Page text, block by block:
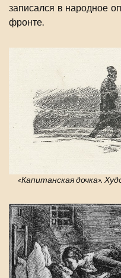
записался в народное
фронте.
«Капитанская дочка».